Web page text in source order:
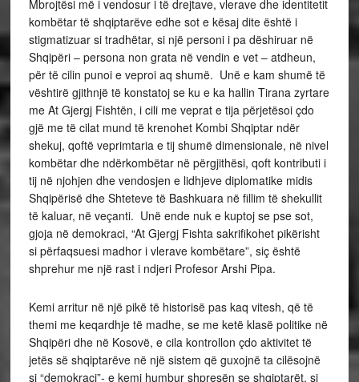
Mbrojtësi më i vendosur i të drejtave, vlerave dhe identitetit
kombëtar të shqiptarëve edhe sot e kësaj dite është i
stigmatizuar si tradhëtar, si një personi i pa dëshiruar në
Shqipëri – persona non grata në vendin e vet – atdheun,
për të cilin punoi e veproi aq shumë. Unë e kam shumë të
vështirë gjithnjë të konstatoj se ku e ka hallin Tirana zyrtare
me At Gjergj Fishtën, i cili me veprat e tija përjetësoi çdo
gjë me të cilat mund të krenohet Kombi Shqiptar ndër
shekuj, qoftë veprimtaria e tij shumë dimensionale, në nivel
kombëtar dhe ndërkombëtar në përgjithësi, qoft kontributi i
tij në njohjen dhe vendosjen e lidhjeve diplomatike midis
Shqipërisë dhe Shteteve të Bashkuara në fillim të shekullit
të kaluar, në veçanti. Unë ende nuk e kuptoj se pse sot,
gjoja në demokraci, “At Gjergj Fishta sakrifikohet pikërisht
si përfaqsuesi madhor i vlerave kombëtare”, siç është
shprehur me një rast i ndjeri Profesor Arshi Pipa.
Kemi arritur në një pikë të historisë pas kaq vitesh, që të
themi me keqardhje të madhe, se me ketë klasë politike në
Shqipëri dhe në Kosovë, e cila kontrollon çdo aktivitet të
jetës së shqiptarëve në një sistem që guxojnë ta cilësojnë
si “demokraci”- e kemi humbur shpresën se shqiptarët, si